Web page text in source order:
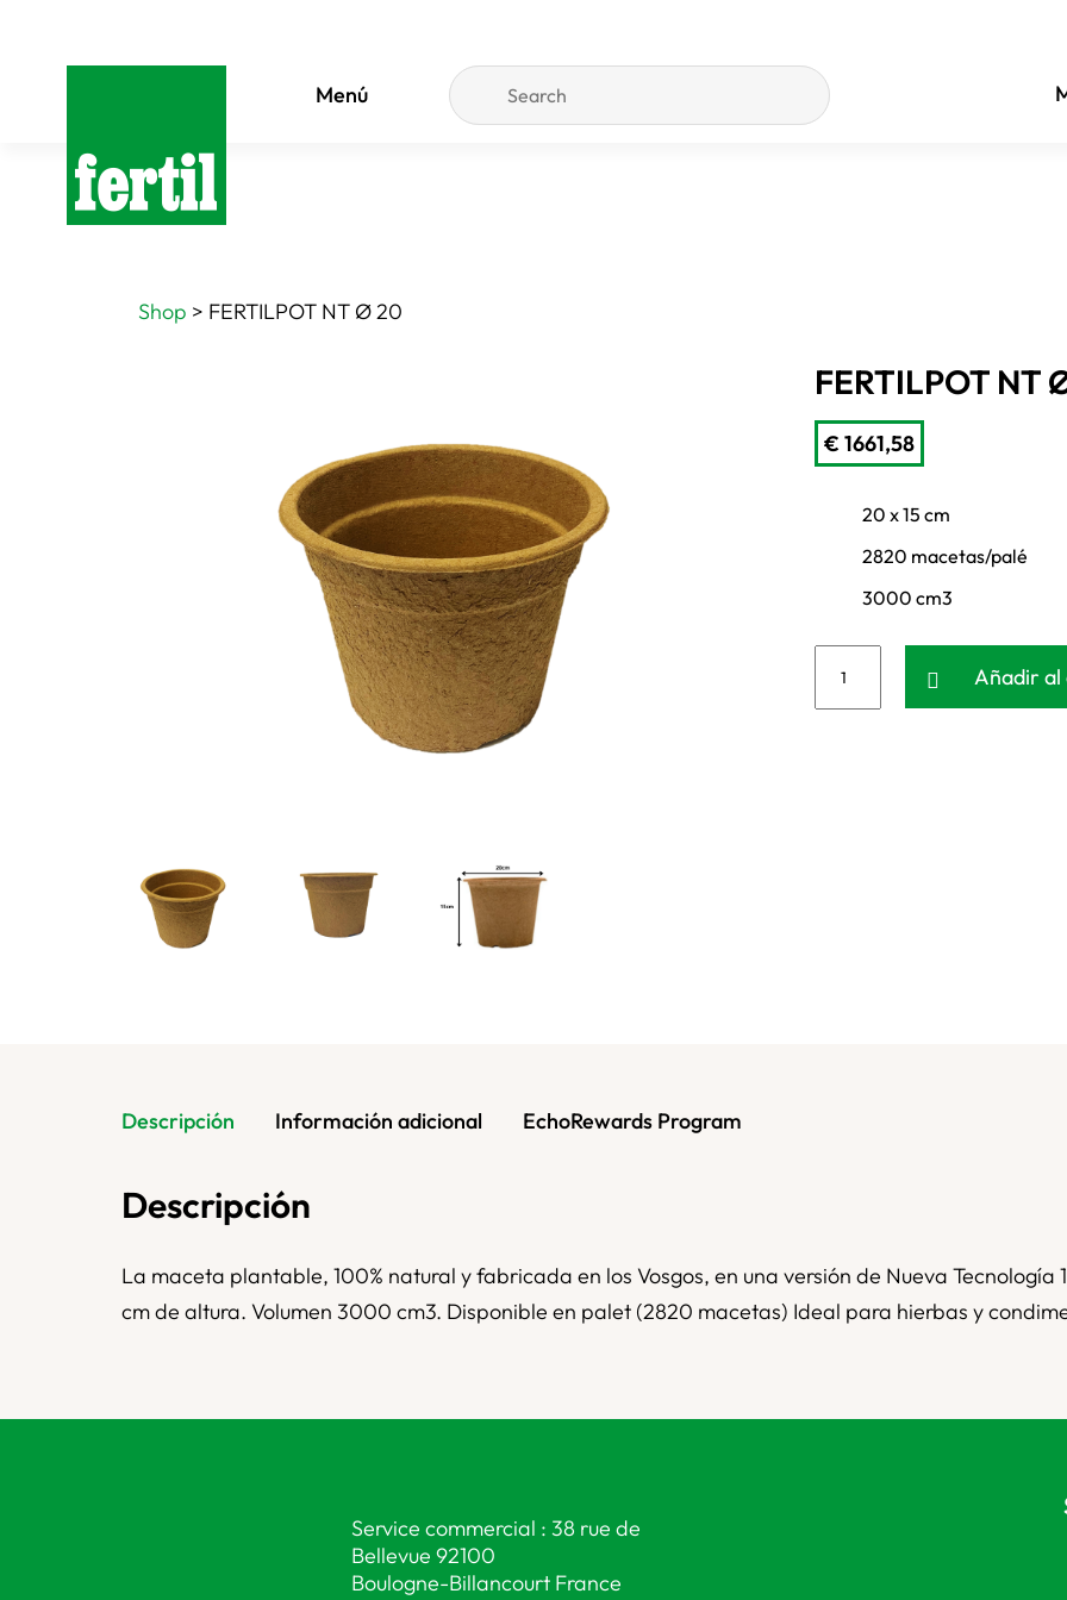
Menú
Shop > FERTILPOT NT Ø 20
FERTILPOT NT
€ 1661,58
20 x 15 cm
2820 macetas/palé
3000 cm3
Añadir
Descripción Información adicional EchoRewards Program
Descripción
La maceta plantable, 100% natural y fabricada en los Vosgos, en una versión de Nueva Tecnología
cm de altura. Volumen 3000 cm3. Disponible en palet (2820 macetas) Ideal para hierbas y
Service commercial : 38 rue de
Bellevue 92100
Boulogne-Billancourt France